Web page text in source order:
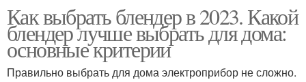
Как выбрать блендер в 2023. Какой
блендер лучше выбрать для дома:
основные критерии
Правильно выбрать для дома электроприбор не сложно.